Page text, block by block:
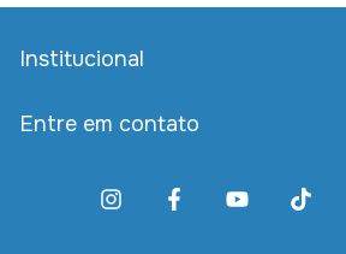
Institucional
Entre em contato